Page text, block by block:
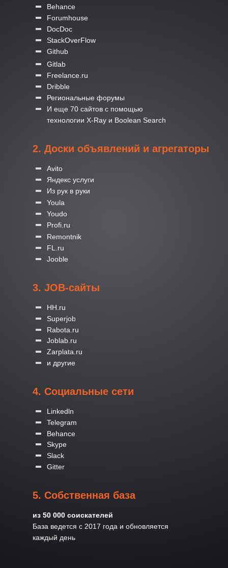
Behance
Forumhouse
DocDoc
StackOverFlow
Github
Gitlab
Freelance.ru
Dribble
Региональные форумы
И еще 70 сайтов с помощью
технологии X-Ray и Boolean Search
3. JOB-сайты
HH.ru
Superjob
Rabota.ru
Joblab.ru
Zarplata.ru
и другие
2. Доски объявлений и агрегаторы
Avito
Яндекс услуги
Из рук в руки
Youla
Youdo
Profi.ru
Remontnik
FL.ru
Jooble
4. Социальные сети
Linkedln
Telegram
Behance
Skype
Slack
Gitter
5. Собственная база
из 50 000 соискателей
База ведется с 2017 года и обновляется
каждый день